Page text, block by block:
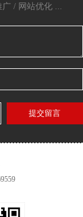
/ 网站优化 ...
提交留言